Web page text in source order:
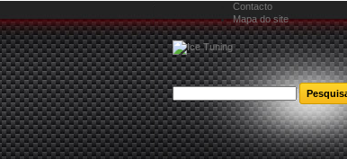
Contacto
Mapa do site